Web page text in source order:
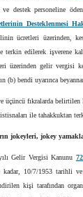
ve destek personeline
Desteklenmesi
ücretleri üzerinden,
terkin edilerek işverene
üzerinden gelir vergisi
(b) bendi uyarınca
üçüncü fıkralarda belirtilen
ile tahakkuktan
jokeyleri, jokey
Gelir Vergisi Kanunu
kadar, 10/7/1953 tarihli
kişi tarafından